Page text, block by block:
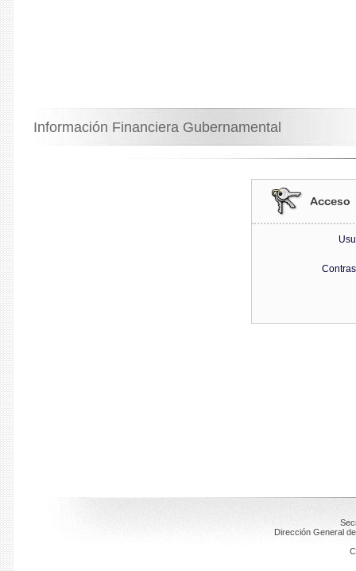
Información Financiera Gubernamental
Dirección General